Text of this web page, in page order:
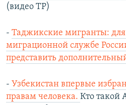
(видео ТР)
- Таджикские мигранты: для
миграционной службе
представить
- Узбекистан впервые
правам человека. Кто такой